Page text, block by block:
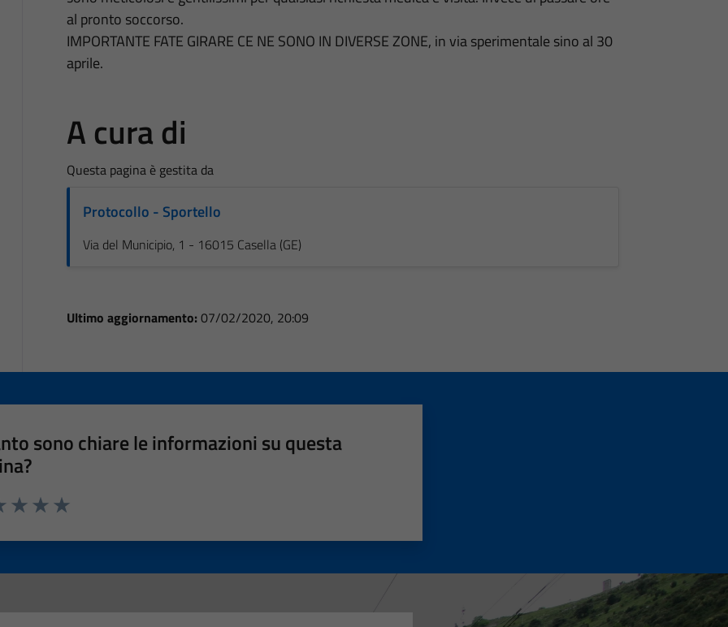
al pronto soccorso.
IMPORTANTE FATE GIRARE CE NE SONO IN DIVERSE ZONE, in via sperimentale sino al 30
aprile.
A cura di
Questa pagina è gestita da
Protocollo - Sportello
Via del Municipio, 1 - 16015 Casella (GE)
Ultimo aggiornamento: 07/02/2020, 20:09
sono chiare le informazioni su questa